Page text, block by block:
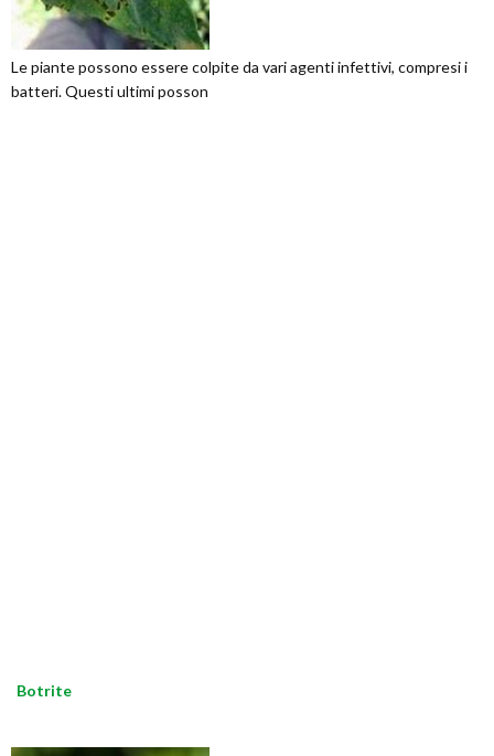
Le piante possono essere colpite da vari agenti infettivi, compresi i
batteri. Questi ultimi posson
Botrite